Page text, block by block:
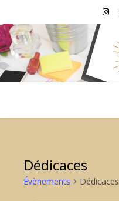
Dédicaces
Évènements Dédicaces